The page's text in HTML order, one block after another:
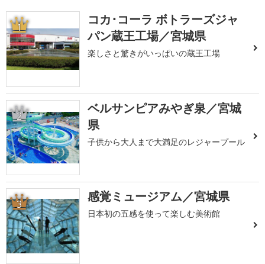
1
コカ･コーラ ボトラーズジャ
パン蔵王工場／宮城県
楽しさと驚きがいっぱいの蔵王工場
2
ベルサンピアみやぎ泉／宮城
県
子供から大人まで大満足のレジャープール
3 感覚ミュージアム／宮城県
日本初の五感を使って楽しむ美術館